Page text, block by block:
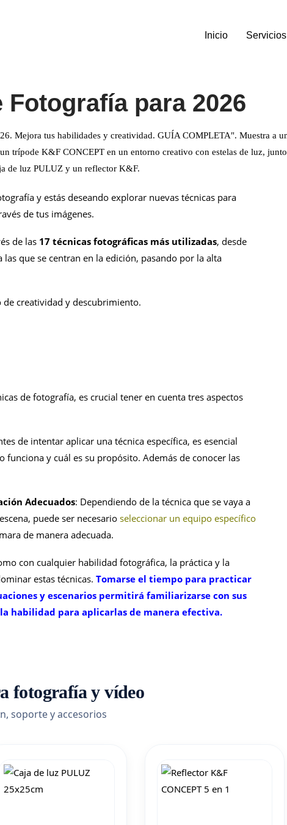
Inicio Servicios
Fotografía para 2026
y estás deseando explorar nuevas técnicas para
de tus imágenes.
de las 17 técnicas fotográficas más utilizadas, desde
que se centran en la edición, pasando por la alta
creatividad y descubrimiento.
de fotografía, es crucial tener en cuenta tres aspectos
de intentar aplicar una técnica específica, es esencial
y cuál es su propósito. Además de conocer las
Adecuados: Dependiendo de la técnica que se vaya a
puede ser necesario seleccionar un equipo específico
de manera adecuada.
con cualquier habilidad fotográfica, la práctica y la
estas técnicas. Tomarse el tiempo para practicar
y escenarios permitirá familiarizarse con sus
habilidad para aplicarlas de manera efectiva.
fotografía y vídeo
soporte y accesorios